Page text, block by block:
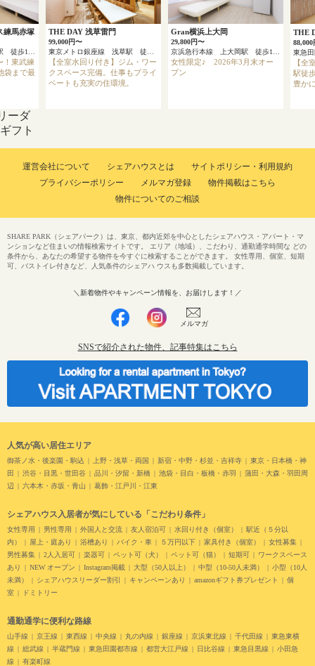
練馬赤塚
東武東上線 東武練馬駅 徒歩12分
！東武練
袋まで最
ーダ
フト
THE DAY 浅草雷門
99,000円〜
東京メトロ銀座線 浅草駅 徒歩4分
【全室水回り付き】ジム・ワー
クスペース完備。仕事もプライ
ベートも充実の住環境。
Gran横浜上大岡
29,800円〜
京浜急行本線 上大岡駅 徒歩13分
女性限定♪ 2026年3月末オー
プン
THE
88,000
【全
駅徒
豊か
運営会社について シェアハウスとは
サイトポリシー・利用規約
プライバシーポリシー
メルマガ登録
物件掲載はこちら
物件についてのご相談
人気が高い居住エリア
御茶ノ水・後楽園・駒込 上野・浅草・両国 新宿・中野・杉並・吉祥寺
東京・日本橋・神
田
渋谷・目黒・世田谷 品川・汐留・新橋 池袋・目白・板橋・赤羽
蒲田・大森・羽田周
辺
六本木・赤坂・青山 葛飾・江戸川・江東
シェアハウス入居者が気にしている「こだわり条件」
女性専用 男性専用 外国人と交流 友人宿泊可 水回り付き（個室）
駅近（５分以
内）
屋上・庭あり 浴槽あり バイク・車 ５万円以下 家具付き（個室）
女性募集
男性募集
2人入居可 楽器可 ペット可（犬） ペット可（猫） 短期可
ワークスペース
あり
NEW オープン Instagram掲載 大型（50人以上） 中型（10-50人未満）
小型（10人
未満）
シェアハウスリーダー割引 キャンペーンあり amazonギフト券プレゼント
個
室
ドミトリー
通勤通学に便利な路線
山手線 京王線 東西線 中央線 丸の内線 銀座線 京浜東北線 千代田線
東急東横
線
総武線 半蔵門線 東急田園都市線 都営大江戸線 日比谷線 東急目黒線
小田急
線
有楽町線
SHARE PARK（シェアパーク）は、東京、都内近郊を中心としたシェアハウス・アパート・マ
ンションなど住まいの情報検索サイトです。 エリア（地域）、こだわり、通勤通学時間な どの
条件から、あなたの希望する物件を今すぐに検索することができます。 女性専用、個室、短期
可、バストイレ付きなど、人気条件のシェアハ ウスも多数掲載しています。
＼新着物件やキャンペーン情報を、お届けします！／
メルマガ
SNSで紹介された物件、記事特集はこちら